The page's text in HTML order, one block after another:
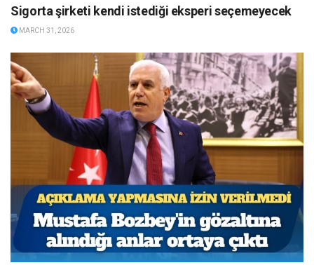
Sigorta şirketi kendi istediği eksperi seçemeyecek
MARCH 31, 2026